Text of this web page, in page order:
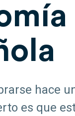
hace
es que